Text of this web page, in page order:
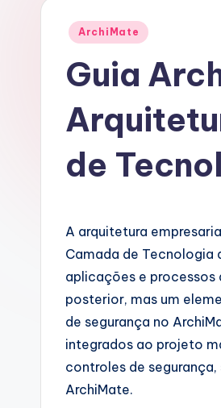
rt
Posted
ArchiMate
Guia
de
A arquitetura
Camada de Tecnologia
aplicações e processos
posterior, mas um
de segurança no
integrados ao projeto
controles de
ArchiMate.